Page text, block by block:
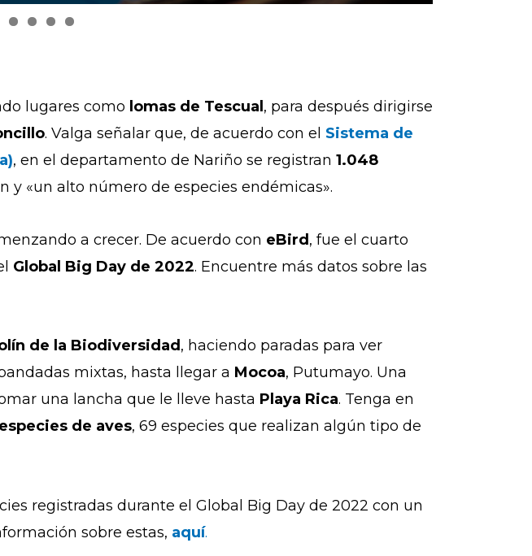
lugares como lomas de Tescual, para después dirigirse
. Valga señalar que, de acuerdo con el Sistema de
, en el departamento de Nariño se registran 1.048
y «un alto número de especies endémicas».
a crecer. De acuerdo con eBird , fue el cuarto
Global Big Day de 2022. Encuentre más datos sobre las
de la Biodiversidad, haciendo paradas para ver
mixtas, hasta llegar a Mocoa, Putumayo. Una
una lancha que le lleve hasta Playa Rica. Tenga en
de aves, 69 especies que realizan algún tipo de
registradas durante el Global Big Day de 2022 con un
sobre estas, aquí.